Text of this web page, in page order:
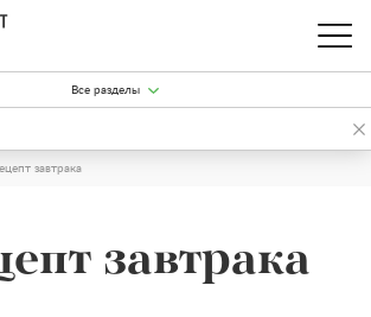
Все разделы
завтрака
завтрака